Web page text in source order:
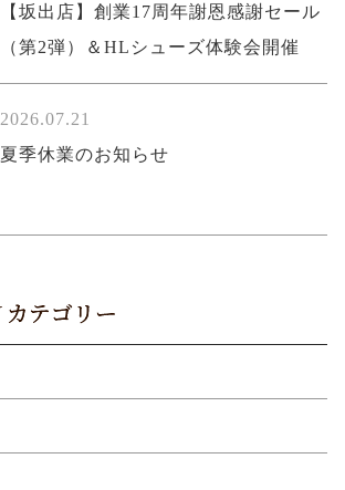
【坂出店】創業17周年謝恩感謝セール
（第2弾）＆HLシューズ体験会開催
2026.07.21
夏季休業のお知らせ